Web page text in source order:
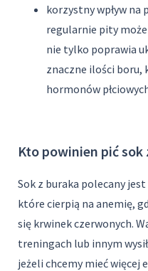
korzystny wpływ na
regularnie pity
nie tylko poprawia
znaczne ilości boru,
hormonów
Kto powinien pić sok
Sok z buraka polecany
które cierpią na anemię,
się krwinek czerwonych.
treningach lub innym
jeżeli chcemy mieć więcej